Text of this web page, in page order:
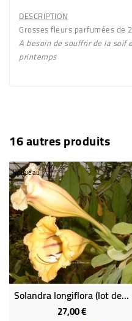
DESCRIPTION
Grosses fleurs parfumées de
A besoin de souffrir de la soif
printemps
16 autres produits
Nouveau
Solandra longiflora (lot de 2 plants)
27,00 €Prix